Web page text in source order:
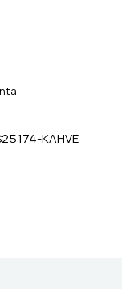
KAHVE